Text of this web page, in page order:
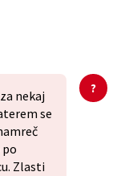
nekaj
se
Zlasti